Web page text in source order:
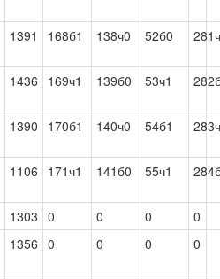
1391 168б1 138ч0 52б0
1436 169ч1 139б0 53ч1
1390 170б1 140ч0 54б1
1106 171ч1 141б0 55ч1
1303 0 0 0
0
1356 0 0 0 0